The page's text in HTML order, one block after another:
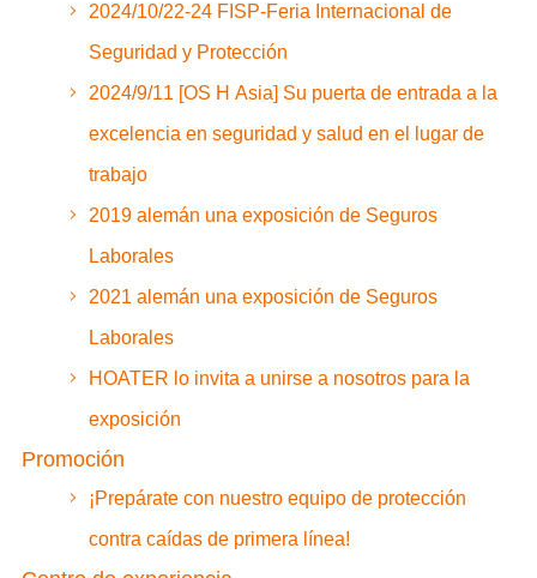
2024/10/22-24 FISP-Feria Internacional de
Seguridad y Protección
2024/9/11 [OS H Asia] Su puerta de entrada a la
excelencia en seguridad y salud en el lugar de
trabajo
2019 alemán una exposición de Seguros
Laborales
2021 alemán una exposición de Seguros
Laborales
HOATER lo invita a unirse a nosotros para la
exposición
Promoción
¡Prepárate con nuestro equipo de protección
contra caídas de primera línea!